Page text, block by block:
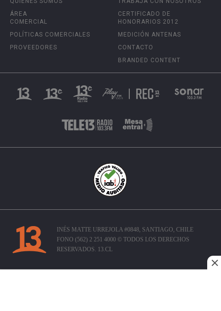
ÁREA
COMERCIAL
POLÍTICAS COMERCIALES
PROVEEDORES
CERTIFICADO DE
HONORARIOS 2012
MEDICIÓN ANTENAS
CONTACTO
BRANDED CONTENT
INÉS MATTE URREJOLA #0848, SANTIAGO, CHILE
FONO (562) 2 251 4000 © TODOS LOS DERECHOS
RESERVADOS. 13.CL